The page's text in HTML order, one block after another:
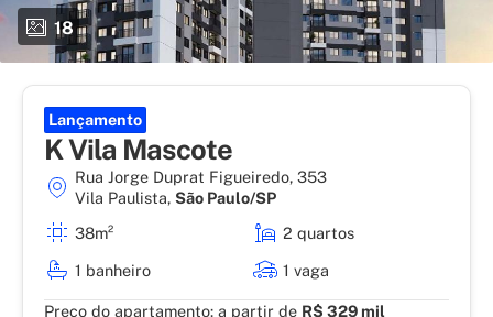
18
Lançamento
K Vila Mascote
Rua Jorge Duprat Figueiredo, 353
Vila Paulista, São Paulo/SP
38m²
2 quartos
1 banheiro
1 vaga
Preço do apartamento: a partir de R$ 329 mil